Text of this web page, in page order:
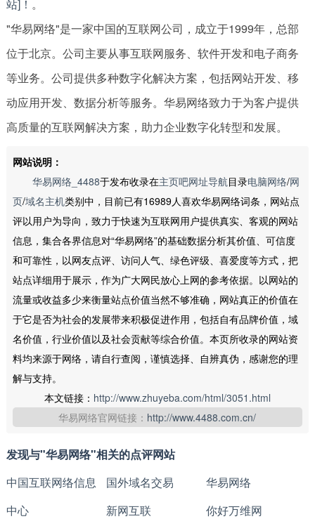
站]！ 。
"华易网络"是一家中国的互联网公司，成立于1999年，总部
位于北京。公司主要从事互联网服务、软件开发和电子商务
等业务。公司提供多种数字化解决方案，包括网站开发、移
动应用开发、数据分析等服务。华易网络致力于为客户提供
高质量的互联网解决方案，助力企业数字化转型和发展。
网站说明：
华易网络_4488于发布收录在主页吧网址导航目录电脑网络/网
页/域名主机类别中，目前已有16989人喜欢华易网络词条，网站点
评以用户为导向，致力于快速为互联网用户提供真实、客观的网站
信息，集合各界信息对“华易网络”的基础数据分析其价值、可信度
和可靠性，以网友点评、访问人气、绿色评级、喜爱度等方式，把
站点详细用于展示，作为广大网民放心上网的参考依据。以网站的
流量或收益多少来衡量站点价值当然不够准确，网站真正的价值在
于它是否为社会的发展带来积极促进作用，包括自有品牌价值，域
名价值，行业价值以及社会贡献等综合价值。本页所收录的网站资
料均来源于网络，请自行查阅，谨慎选择、自辨真伪，感谢您的理
解与支持。
本文链接： http://www.zhuyeba.com/html/3051.html
华易网络官网链接： http://www.4488.com.cn/
发现与"华易网络"相关的点评网站
中国互联网络信息
中心
国外域名交易
华易网络
新网互联
你好万维网